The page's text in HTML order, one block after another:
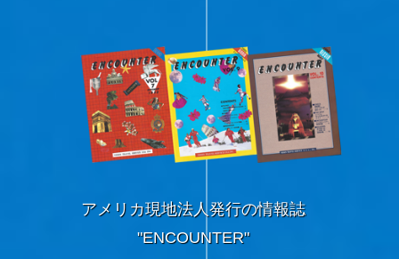
アメリカ現地法人発行の情報誌
"ENCOUNTER"